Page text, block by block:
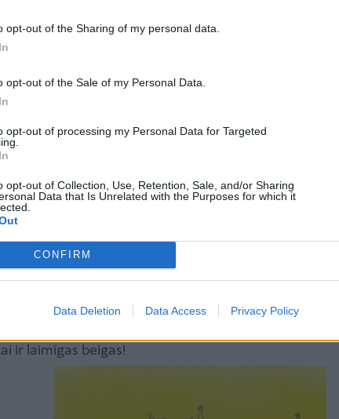
opt-out of the Sharing of my personal data.
opt-out of the Sale of my Personal Data.
opt-out of processing my Personal Data for Targeted
opt-out of Collection, Use, Retention, Sale, and/or Sharing
Data that Is Unrelated with the Purposes for which it
CONFIRM
Data Deletion Data Access Privacy Policy
nenojaušot, ka Alise ir tur noslēpusies un
durvis, kļūst tumšs, un Alise sāk dzirdēt
šajā pēcpusdienā pārcieš, izrādās atslēga uz
ka kautrīgi bērni vienkārši
un kļūs „normāli” jeb „tādi kā
visi”.
ir tikpat normāli un vērtīgi, taču brīžiem
ir laimīgas beigas!